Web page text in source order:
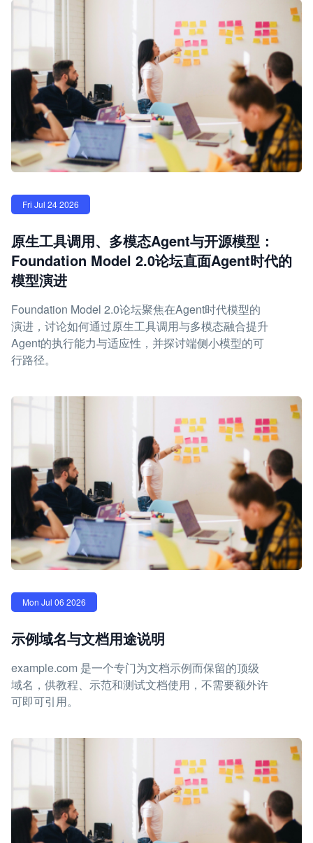
Fri Jul 24 2026
原生工具调用、多模态Agent与开源模型：
Foundation Model 2.0论坛直面Agent时代的
模型演进
Foundation Model 2.0论坛聚焦在Agent时代模型的
演进，讨论如何通过原生工具调用与多模态融合提升
Agent的执行能力与适应性，并探讨端侧小模型的可
行路径。
Mon Jul 06 2026
示例域名与文档用途说明
example.com 是一个专门为文档示例而保留的顶级
域名，供教程、示范和测试文档使用，不需要额外许
可即可引用。